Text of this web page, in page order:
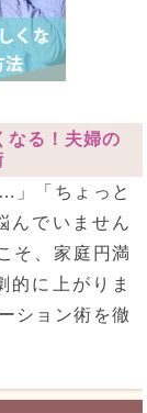
なる！夫婦の
」「ちょっと
んでいません
そ、家庭円満
的に上がりま
ション術を徹